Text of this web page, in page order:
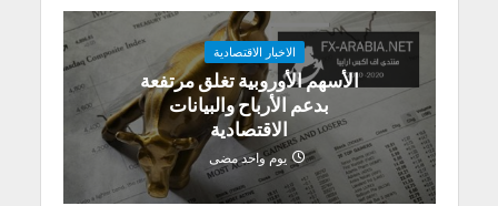
الاخبار الاقتصادية
الأسهم الأوروبية تغلق مرتفعة
بدعم الأرباح والبيانات
الاقتصادية
يوم واحد مضى